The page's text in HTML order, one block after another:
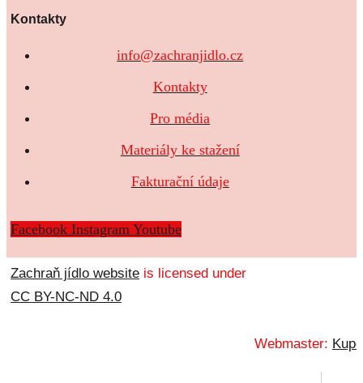
Kontakty
info@zachranjidlo.cz
Kontakty
Pro média
Materiály ke stažení
Fakturační údaje
Facebook Instagram Youtube
Zachraň jídlo website is licensed under
CC BY-NC-ND 4.0
Webmaster: